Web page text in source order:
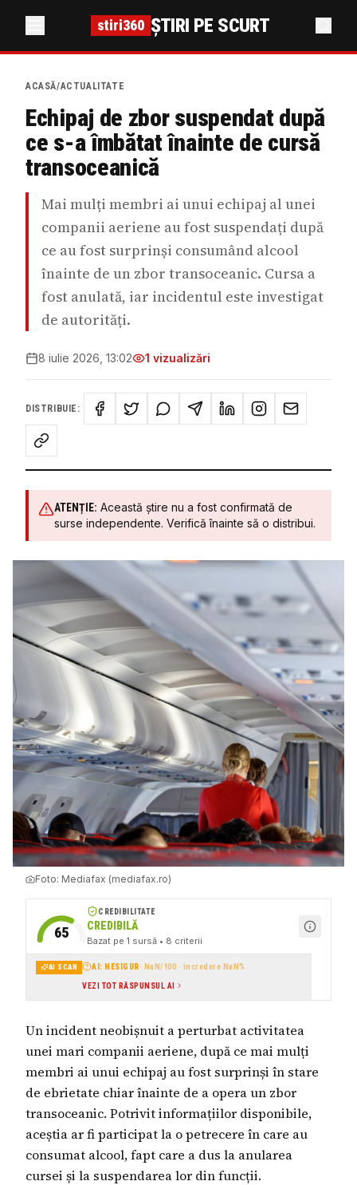
stiri360 ȘTIRI PE SCURT
ACASĂ/ACTUALITATE
Echipaj de zbor suspendat după
ce s-a îmbătat înainte de cursă
transoceanică
Mai mulți membri ai unui echipaj al unei
companii aeriene au fost suspendați după
ce au fost surprinși consumând alcool
înainte de un zbor transoceanic. Cursa a
fost anulată, iar incidentul este investigat
de autorități.
8 iulie 2026, 13:02 1 vizualizări
DISTRIBUIE:
ATENȚIE: Această știre nu a fost confirmată de
surse independente. Verifică înainte să o distribui.
Foto: Mediafax (mediafax.ro)
65
CREDIBILITATE
CREDIBILĂ
Bazat pe 1 sursă • 8 criterii
AI SCAN AI: NESIGUR· NaN/100 · încredere NaN%
VEZI TOT RĂSPUNSUL AI
Un incident neobișnuit a perturbat activitatea
unei mari companii aeriene, după ce mai mulți
membri ai unui echipaj au fost surprinși în stare
de ebrietate chiar înainte de a opera un zbor
transoceanic. Potrivit informațiilor disponibile,
aceștia ar fi participat la o petrecere în care au
consumat alcool, fapt care a dus la anularea
cursei și la suspendarea lor din funcții.